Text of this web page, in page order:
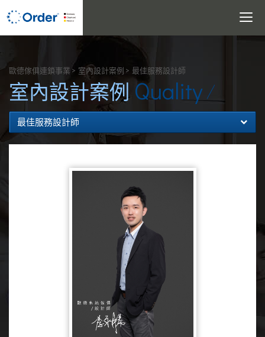
Toggle
歐德傢俱連鎖事業 室內設計案例 最佳服務設計師
室內設計案例 Quality
最佳服務設計師